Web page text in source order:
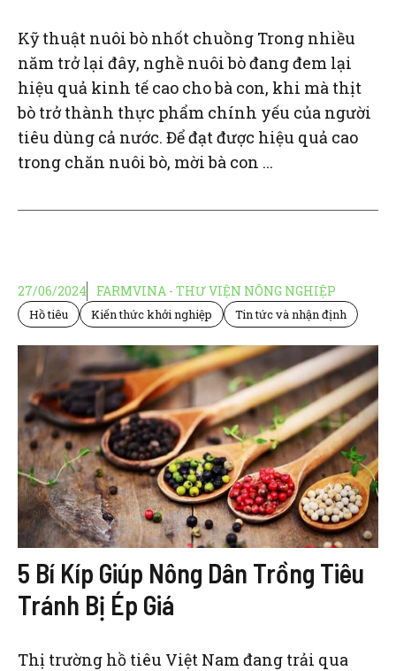
Kỹ thuật nuôi bò nhốt chuồng Trong nhiều
năm trở lại đây, nghề nuôi bò đang đem lại
hiệu quả kinh tế cao cho bà con, khi mà thịt
bò trở thành thực phẩm chính yếu của người
tiêu dùng cả nước. Để đạt được hiệu quả cao
trong chăn nuôi bò, mời bà con ...
27/06/2024 FARMVINA - THƯ VIỆN NÔNG NGHIỆP
Hồ tiêu Kiến thức khởi nghiệp Tin tức và nhận định
5 Bí Kíp Giúp Nông Dân Trồng Tiêu
Tránh Bị Ép Giá
Thị trường hồ tiêu Việt Nam đang trải qua